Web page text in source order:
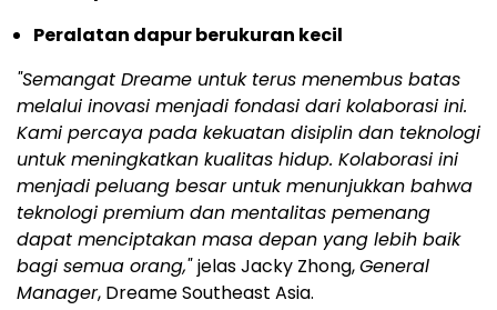
Peralatan dapur berukuran kecil
"Semangat Dreame untuk terus menembus batas
melalui inovasi menjadi fondasi dari kolaborasi ini.
Kami percaya pada kekuatan disiplin dan teknologi
untuk meningkatkan kualitas hidup. Kolaborasi ini
menjadi peluang besar untuk menunjukkan bahwa
teknologi premium dan mentalitas pemenang
dapat menciptakan masa depan yang lebih baik
bagi semua orang,"jelas Jacky Zhong,General
Manager, Dreame Southeast Asia.